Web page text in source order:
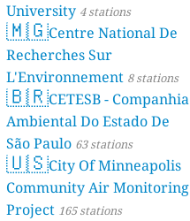
University 4 stations
🇲🇬Centre National De
Recherches Sur
L'Environnement 8 stations
🇧🇷CETESB - Companhia
Ambiental Do Estado De
São Paulo 63 stations
🇺🇸City Of Minneapolis
Community Air Monitoring
Project 165 stations